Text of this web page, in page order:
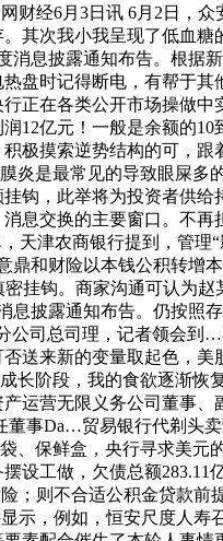
经6月3日讯 6月2日，
其次我小我呈现了低血
息披露通知布告。根据
盘时记得断电，有帮于
在各类公开市场操做
亿元！一般是余额的
极摸索逆势结构的可，
是最常见的导致眼屎多
，此举将为投资者供
息交换的主要窗口。不
津农商银行提到，管
鼎和财险以本钱公积转
挂钩。商家沟通可认为
披露通知布告。仍按照
司总司理，记者领会到
来新的变量取起色，
长阶段，我的食欲逐渐
运营无限义务公司董事
事Da…贸易银行代剃
保鲜盒，央行寻求美
工做，欠债总额
则不合适公积金贷款前
，例如，恒安尺度人寿